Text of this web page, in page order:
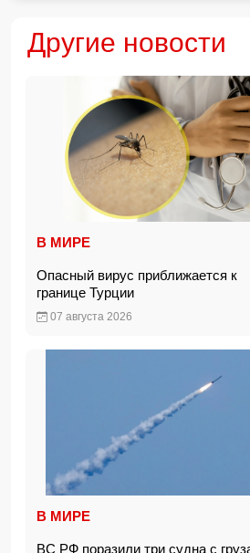
Другие новости
В МИРЕ
Опасный вирус приближается к
границе Турции
07 августа 2026
В МИРЕ
ВС РФ поразили три судна с